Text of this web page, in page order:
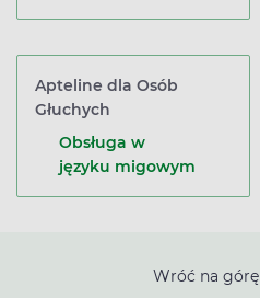
Apteline dla Osób
Głuchych
Obsługa w
języku migowym
Wróć na górę